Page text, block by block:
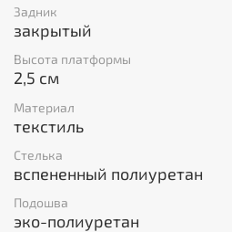
Задник
закрытый
Высота платформы
2,5 см
Материал
текстиль
Стелька
вспененный полиуретан
Подошва
эко-полиуретан